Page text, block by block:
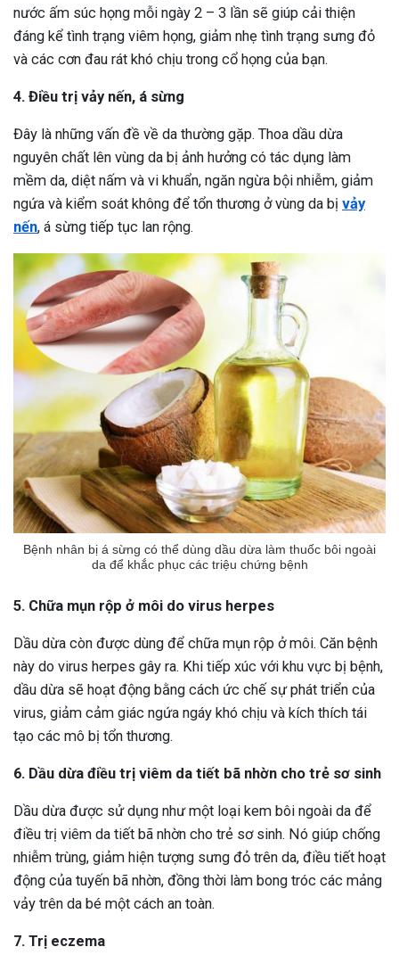
nước ấm súc họng mỗi ngày 2 – 3 lần sẽ giúp cải thiện
đáng kể tình trạng viêm họng, giảm nhẹ tình trạng sưng đỏ
và các cơn đau rát khó chịu trong cổ họng của bạn.
4. Điều trị vảy nến, á sừng
Đây là những vấn đề về da thường gặp. Thoa dầu dừa
nguyên chất lên vùng da bị ảnh hưởng có tác dụng làm
mềm da, diệt nấm và vi khuẩn, ngăn ngừa bội nhiễm, giảm
ngứa và kiểm soát không để tổn thương ở vùng da bị vảy
nến, á sừng tiếp tục lan rộng.
Bệnh nhân bị á sừng có thể dùng dầu dừa làm thuốc bôi ngoài
da để khắc phục các triệu chứng bệnh
5. Chữa mụn rộp ở môi do virus herpes
Dầu dừa còn được dùng để chữa mụn rộp ở môi. Căn bệnh
này do virus herpes gây ra. Khi tiếp xúc với khu vực bị bệnh,
dầu dừa sẽ hoạt động bằng cách ức chế sự phát triển của
virus, giảm cảm giác ngứa ngáy khó chịu và kích thích tái
tạo các mô bị tổn thương.
6. Dầu dừa điều trị viêm da tiết bã nhờn cho trẻ sơ sinh
Dầu dừa được sử dụng như một loại kem bôi ngoài da để
điều trị viêm da tiết bã nhờn cho trẻ sơ sinh. Nó giúp chống
nhiễm trùng, giảm hiện tượng sưng đỏ trên da, điều tiết hoạt
động của tuyến bã nhờn, đồng thời làm bong tróc các mảng
vảy trên da bé một cách an toàn.
7. Trị eczema